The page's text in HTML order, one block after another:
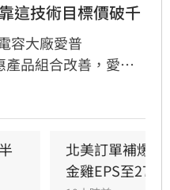
這技術目標價破千
容大廠愛普
品組合改善，愛普
望第3季，因記憶體
看好2026年起進入爆
戰每股逾35元。看好
北美訂單補爆
金雞EPS至